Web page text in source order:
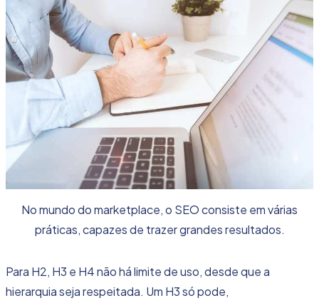
No mundo do marketplace, o SEO consiste em várias
práticas, capazes de trazer grandes resultados.
Para H2, H3 e H4 não há limite de uso, desde que a
hierarquia seja respeitada. Um H3 só pode,